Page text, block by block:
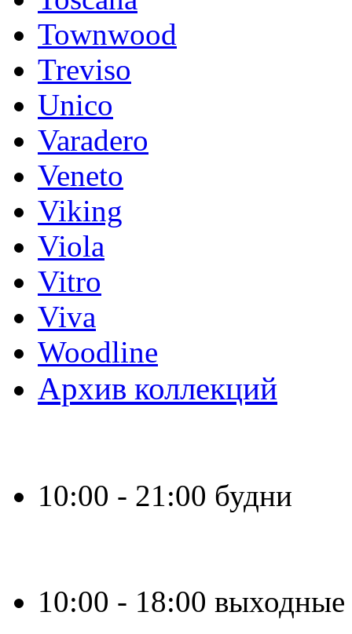
Townwood
Treviso
Unico
Varadero
Veneto
Viking
Viola
Vitro
Viva
Woodline
Архив коллекций
10:00 - 21:00 будни
10:00 - 18:00 выходные